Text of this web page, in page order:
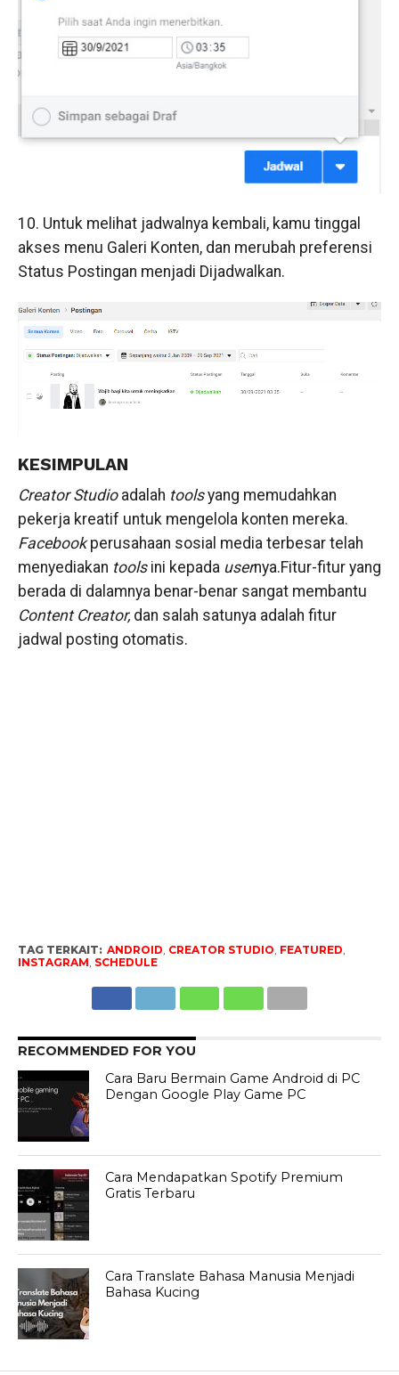
10. Untuk melihat jadwalnya kembali, kamu tinggal
akses menu Galeri Konten, dan merubah preferensi
Status Postingan menjadi Dijadwalkan.
KESIMPULAN
Creator Studio adalah toolsyang memudahkan
pekerja kreatif untuk mengelola konten mereka.
Facebookperusahaan sosial media terbesar telah
menyediakan tools ini kepada usernya.Fitur-fitur yang
berada di dalamnya benar-benar sangat membantu
Content Creator, dan salah satunya adalah fitur
jadwal posting otomatis.
TAG TERKAIT: ANDROID CREATOR STUDIO FEATURED
INSTAGRAM SCHEDULE
RECOMMENDED FOR YOU
Cara Baru Bermain Game Android di PC
Dengan Google Play Game PC
Cara Mendapatkan Spotify Premium
Gratis Terbaru
Cara Translate Bahasa Manusia Menjadi
Bahasa Kucing